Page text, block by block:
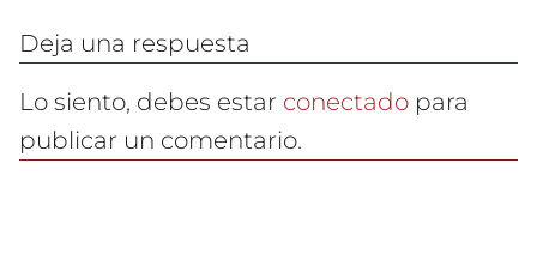
Deja una respuesta
Lo siento, debes estar conectado para
publicar un comentario.